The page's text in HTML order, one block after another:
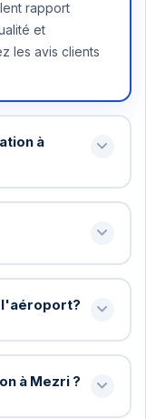
rapport
et
les avis clients
à
avant votre
peut être
de la
standard: 11h
un check-in
gratuitement
l'aéroport?
nuits à Mezri , le
les séjours plus
à Mezri ?